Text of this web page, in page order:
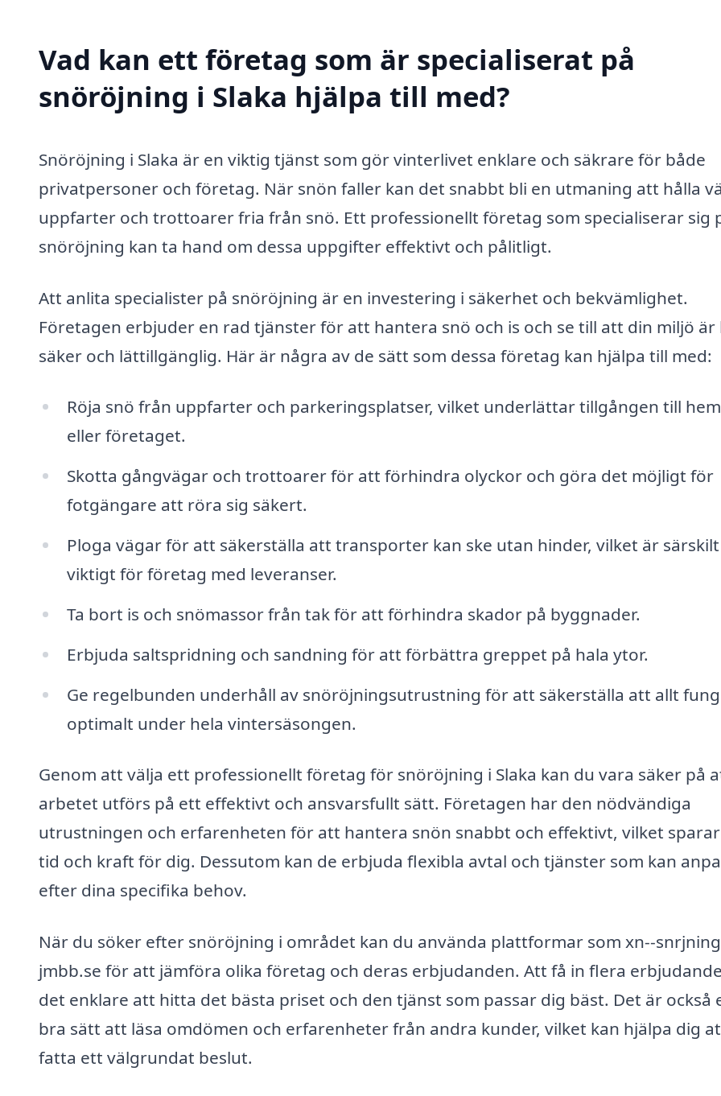
Vad kan ett företag som är specialiserat på
snöröjning i Slaka hjälpa till med?
Snöröjning i Slaka är en viktig tjänst som gör vinterlivet enklare och säkrare för både
privatpersoner och företag. När snön faller kan det snabbt bli en utmaning att hålla
uppfarter och trottoarer fria från snö. Ett professionellt företag som specialiserar sig
snöröjning kan ta hand om dessa uppgifter effektivt och pålitligt.
Att anlita specialister på snöröjning är en investering i säkerhet och bekvämlighet.
Företagen erbjuder en rad tjänster för att hantera snö och is och se till att din miljö är
säker och lättillgänglig. Här är några av de sätt som dessa företag kan hjälpa till med:
Röja snö från uppfarter och parkeringsplatser, vilket underlättar tillgången till
eller företaget.
Skotta gångvägar och trottoarer för att förhindra olyckor och göra det möjligt för
fotgängare att röra sig säkert.
Ploga vägar för att säkerställa att transporter kan ske utan hinder, vilket är särskilt
viktigt för företag med leveranser.
Ta bort is och snömassor från tak för att förhindra skador på byggnader.
Erbjuda saltspridning och sandning för att förbättra greppet på hala ytor.
Ge regelbunden underhåll av snöröjningsutrustning för att säkerställa att allt
optimalt under hela vintersäsongen.
Genom att välja ett professionellt företag för snöröjning i Slaka kan du vara säker på
arbetet utförs på ett effektivt och ansvarsfullt sätt. Företagen har den nödvändiga
utrustningen och erfarenheten för att hantera snön snabbt och effektivt, vilket
tid och kraft för dig. Dessutom kan de erbjuda flexibla avtal och tjänster som kan
efter dina specifika behov.
När du söker efter snöröjning i området kan du använda plattformar som xn--
jmbb.se för att jämföra olika företag och deras erbjudanden. Att få in flera
det enklare att hitta det bästa priset och den tjänst som passar dig bäst. Det är också
bra sätt att läsa omdömen och erfarenheter från andra kunder, vilket kan hjälpa dig
fatta ett välgrundat beslut.